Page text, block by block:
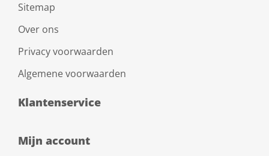
Sitemap
Over ons
Privacy voorwaarden
Algemene voorwaarden
Klantenservice
Mijn account